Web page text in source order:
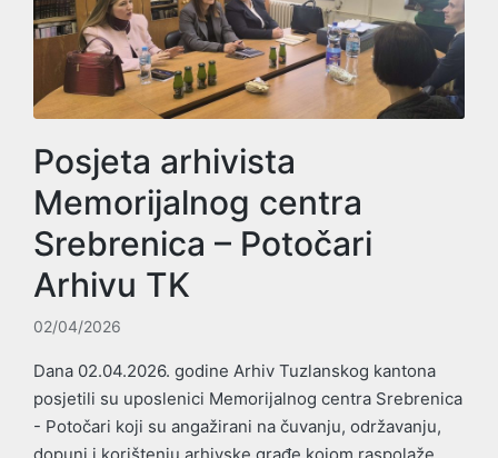
Posjeta arhivista
Memorijalnog centra
Srebrenica – Potočari
Arhivu TK
02/04/2026
Dana 02.04.2026. godine Arhiv Tuzlanskog kantona
posjetili su uposlenici Memorijalnog centra Srebrenica
- Potočari koji su angažirani na čuvanju, održavanju,